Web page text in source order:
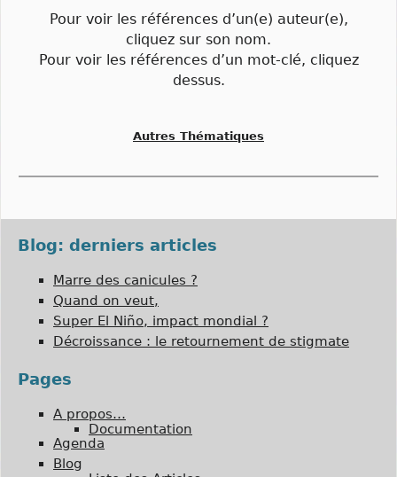
Pour voir les références d’un(e) auteur(e),
cliquez sur son nom.
Pour voir les références d’un mot-clé, cliquez
dessus.
Autres Thématiques
Blog: derniers articles
Marre des canicules ?
Quand on veut,
Super El Niño, impact mondial ?
Décroissance : le retournement de stigmate
Pages
A propos…
Documentation
Agenda
Blog